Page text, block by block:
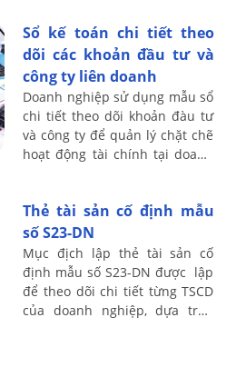
Sổ kế toán chi tiết theo
dõi các khoản đầu tư và
công ty liên doanh
Doanh nghiệp sử dụng mẫu sổ
chi tiết theo dõi khoản đàu tư
và công ty để quản lý chặt chẽ
hoạt động tài chính tại doanh
...
Thẻ tài sản cố định mẫu
số S23-DN
Mục địch lập thẻ tài sản cố
định mẫu số S23-DN được lập
để theo dõi chi tiết từng TSCD
của doanh nghiệp, dựa trên